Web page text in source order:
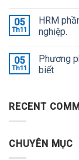
05
Th11
HRM
nghiệp.
05
Th11
Phương
biết
RECENT
CHUYÊN MỤC